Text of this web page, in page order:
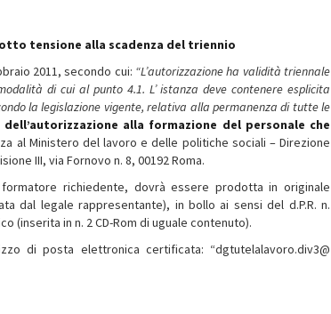
tensione alla scadenza del triennio
2011, secondo cui: “L’autorizzazione ha validità triennale
di cui al punto 4.1. L’ istanza deve contenere esplicita
la legislazione vigente, relativa alla permanenza di tutte le
dell’autorizzazione alla formazione del personale che
al Ministero del lavoro e delle politiche sociali – Direzione
III, via Fornovo n. 8, 00192 Roma.
richiedente, dovrà essere prodotta in originale
dal legale rappresentante), in bollo ai sensi del d.P.R. n.
in n. 2 CD-Rom di uguale contenuto).
di posta elettronica certificata: “dgtutelalavoro.div3@